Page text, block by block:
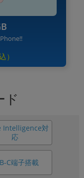
ド
Intelligence対
応
C端子搭載